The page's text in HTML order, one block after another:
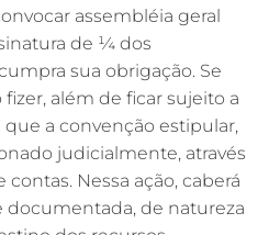
assembléia geral
de ¼ dos
sua obrigação. Se
além de ficar sujeito a
a convenção estipular,
judicialmente, através
Nessa ação, caberá
documentada, de natureza